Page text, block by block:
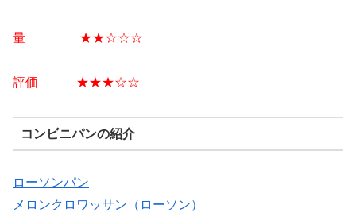
量 ★★☆☆☆
評価 ★★★☆☆
コンビニパンの紹介
ローソンパン
メロンクロワッサン（ローソン）